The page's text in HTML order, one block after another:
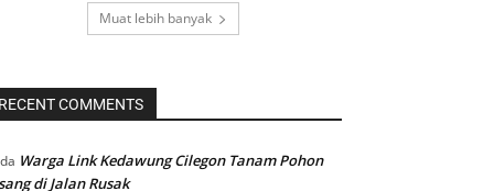
Muat lebih banyak
COMMENTS
Warga Link Kedawung Cilegon Tanam Pohon
di Jalan Rusak